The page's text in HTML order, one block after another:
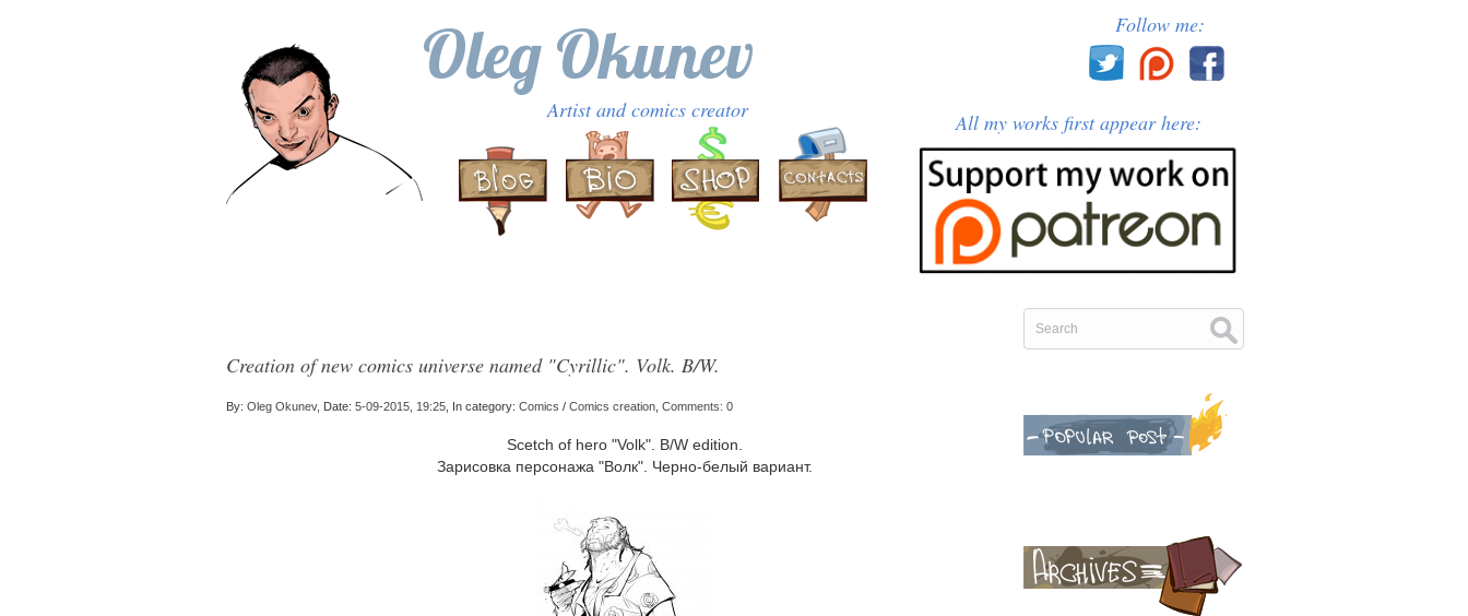
Oleg Okunev
Artist and comics creator All my works first appear here:
Follow me:
Creation of new comics universe named "Cyrillic". Volk. B/W.
By: Oleg Okunev, Date: 5-09-2015, 19:25 , In category: Comics / Comics creation Comments: 0
Scetch of hero "Volk". B/W edition.
Зарисовка персонажа "Волк". Черно-белый вариант.